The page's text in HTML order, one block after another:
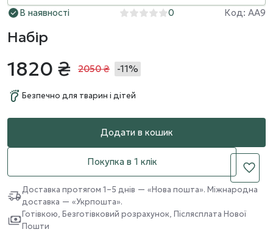
В наявності 0 Код: AA9
Набір
1820 ₴ 2050 ₴ -11%
Безпечно для тварин і дітей
Додати в кошик
Покупка в 1 клік
Доставка протягом 1–5 днів — «Нова пошта». Міжнародна
доставка — «Укрпошта».
Готівкою, Безготівковий розрахунок, Післясплата Нової
Пошти